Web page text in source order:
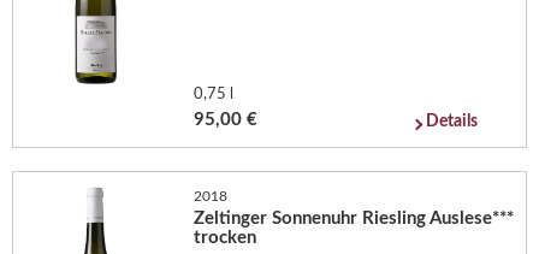
0,75 l
95,00 € Details
2018
Zeltinger Sonnenuhr Riesling Auslese***
trocken